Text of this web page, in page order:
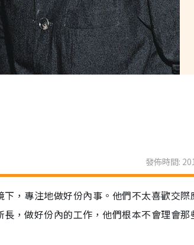
發佈時間:
，專注地做好份內事。他們不太喜歡交際
，做好份內的工作，他們根本不會理會那